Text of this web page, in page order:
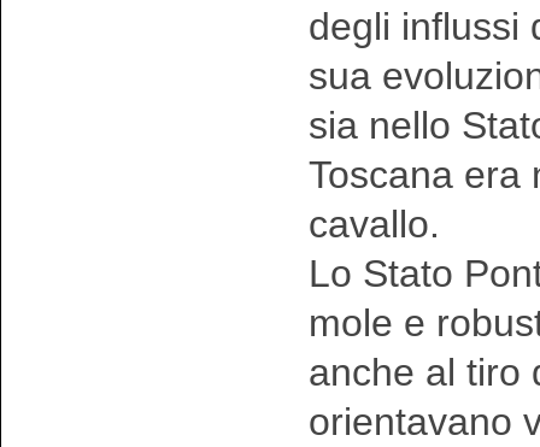
degli influssi
sua
sia nello
Toscana era
cavallo.
Lo Stato
mole e
anche al tiro
orientavano